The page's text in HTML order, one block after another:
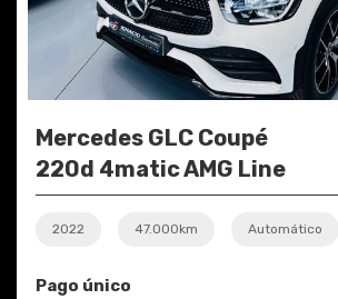
Mercedes GLC Coupé
220d 4matic AMG Line
2022 47.000km Automático
Pago único